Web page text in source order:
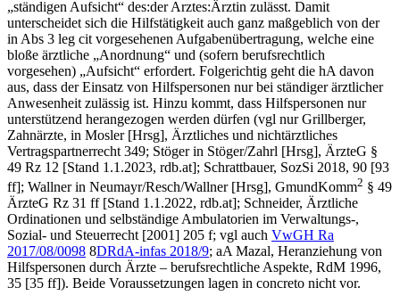
„ständigen Aufsicht“ des:der Arztes:Ärztin zulässt. Damit
unterscheidet sich die Hilfstätigkeit auch ganz maßgeblich von der
in Abs 3 leg cit vorgesehenen Aufgabenübertragung, welche eine
bloße ärztliche „Anordnung“ und (sofern berufsrechtlich
vorgesehen) „Aufsicht“ erfordert. Folgerichtig geht die hA davon
aus, dass der Einsatz von Hilfspersonen nur bei ständiger ärztlicher
Anwesenheit zulässig ist. Hinzu kommt, dass Hilfspersonen nur
unterstützend herangezogen werden dürfen (vgl nurGrillberger,
Zahnärzte, in Mosler[Hrsg], Ärztliches und nichtärztliches
Vertragspartnerrecht 349; Stögerin Stöger/Zahrl [Hrsg], ÄrzteG §
49 Rz 12 [Stand 1.1.2023, rdb.at]; Schrattbauer, SozSi 2018, 90 [93
ff]; Wallnerin Neumayr/Resch/Wallner[Hrsg], GmundKomm2 § 49
ÄrzteG Rz 31 ff [Stand 1.1.2022, rdb.at]; Schneider, Ärztliche
Ordinationen und selbständige Ambulatorien im Verwaltungs-,
Sozial- und Steuerrecht [2001] 205 f; vgl auch VwGH Ra
2017/08/0098 8DRdA-infas 2018/9; aA Mazal, Heranziehung von
Hilfspersonen durch Ärzte – berufsrechtliche Aspekte, RdM 1996,
35 [35 ff]). Beide Voraussetzungen lagen in concreto nicht vor.